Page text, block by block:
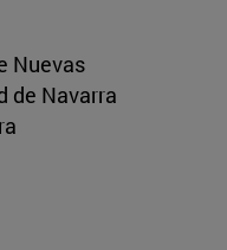
Nuevas
de Navarra